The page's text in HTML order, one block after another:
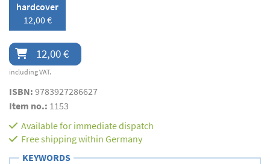
hardcover
12,00 €
12,00 €
including VAT.
ISBN: 9783927286627
Item no.: 1153
Available for immediate dispatch
Free shipping within Germany
KEYWORDS